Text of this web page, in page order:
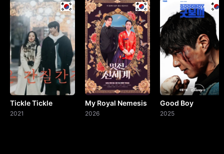
16. Bölüm Final
Tickle Tickle
2021
My Royal Nemesis
2026
Good Boy
2025